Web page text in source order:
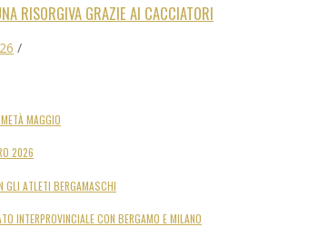
RISORGIVA GRAZIE AI CACCIATORI
/
MAGGIO
2026
GLI ATLETI BERGAMASCHI
INTERPROVINCIALE CON BERGAMO E MILANO